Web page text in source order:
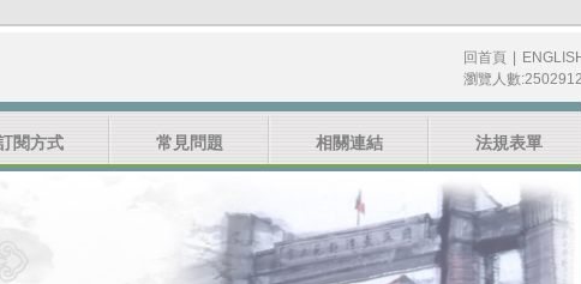
回首頁
瀏覽人數:2502912
閱方式 常見問題 相關連結 法規表單